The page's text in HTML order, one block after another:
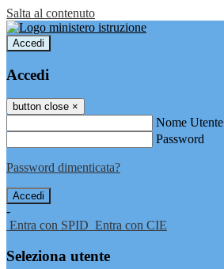
Salta al contenuto
Accedi
Accedi
button close ×
Nome Utente
Password
Password dimenticata?
-
Entra con SPID Entra con CIE
Seleziona utente